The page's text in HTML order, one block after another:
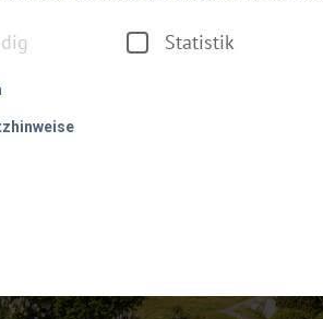
Statistik
sind für den Betrieb der Seite unbedingt
unsere Dienste bei einem erneuten